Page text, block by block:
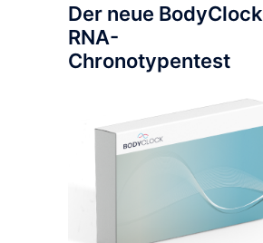
Der neue BodyClock
RNA-
Chronotypentest